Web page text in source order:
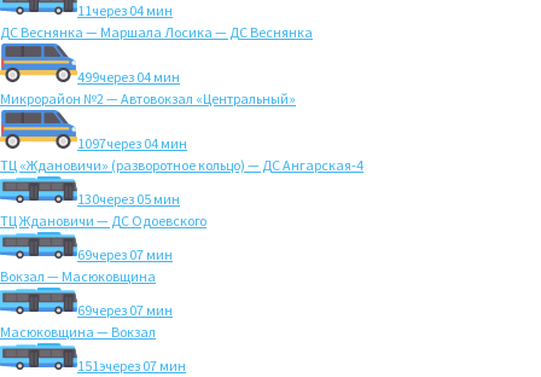
11через 04 мин
ДС Веснянка — Маршала Лосика — ДС Веснянка
499через 04 мин
Микрорайон №2 — Автовокзал «Центральный»
1097через 04 мин
ТЦ «Ждановичи» (разворотное кольцо) — ДС Ангарская-4
130через 05 мин
ТЦ Ждановичи — ДС Одоевского
69через 07 мин
Вокзал — Масюковщина
69через 07 мин
Масюковщина — Вокзал
151эчерез 07 мин